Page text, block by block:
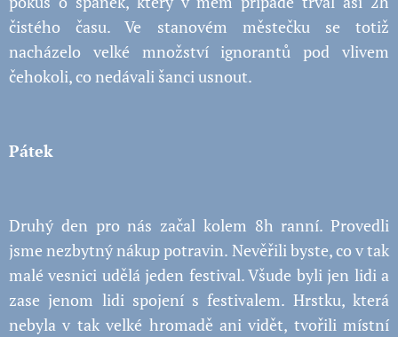
čistého času. Ve stanovém městečku se totiž
nacházelo velké množství ignorantů pod vlivem
čehokoli, co nedávali šanci usnout.
Pátek
Druhý den pro nás začal kolem 8h ranní. Provedli
jsme nezbytný nákup potravin. Nevěřili byste, co v tak
malé vesnici udělá jeden festival. Všude byli jen lidi a
zase jenom lidi spojení s festivalem. Hrstku, která
nebyla v tak velké hromadě ani vidět, tvořili místní